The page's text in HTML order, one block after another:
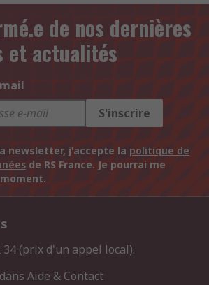
de nos dernières
et actualités
S'inscrire
newsletter, j'accepte la politique de
de RS France. Je pourrai me
34 (prix d'un appel local).
Aide & Contact